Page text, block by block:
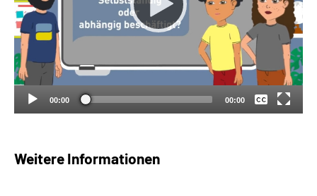
00:00 00:00
Keine
Deutsch
Weitere Informationen